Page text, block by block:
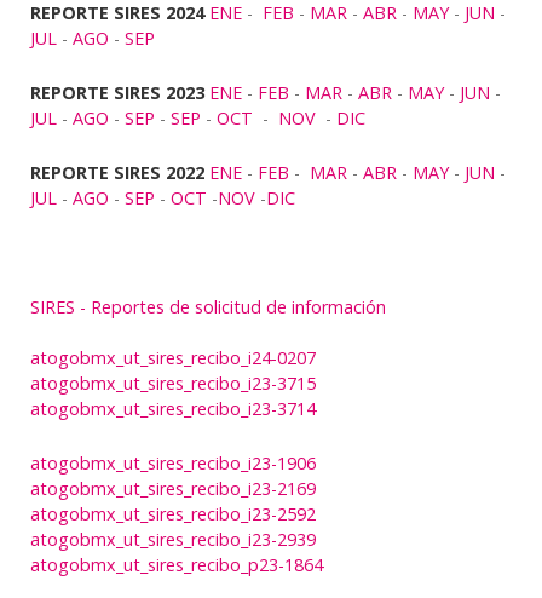
REPORTE SIRES 2024 ENE - FEB - MAR - ABR - MAY- JUN -
JUL - AGO - SEP
REPORTE SIRES 2023 ENE - FEB - MAR - ABR - MAY- JUN -
JUL - AGO - SEP - SEP - OCT - NOV - DIC
REPORTE SIRES 2022 ENE - FEB - MAR - ABR - MAY- JUN -
JUL - AGO - SEP - OCT -NOV -DIC
SIRES - Reportes de solicitud de información
atogobmx_ut_sires_recibo_i24-0207
atogobmx_ut_sires_recibo_i23-3715
atogobmx_ut_sires_recibo_i23-3714
atogobmx_ut_sires_recibo_i23-1906
atogobmx_ut_sires_recibo_i23-2169
atogobmx_ut_sires_recibo_i23-2592
atogobmx_ut_sires_recibo_i23-2939
atogobmx_ut_sires_recibo_p23-1864